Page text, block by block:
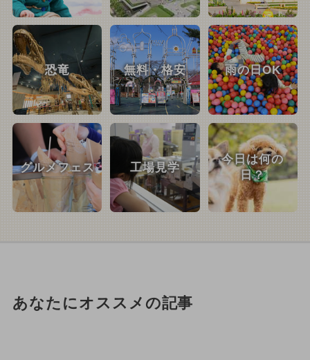
恐竜 無料・格安 雨の日OK
グルメフェス 工場見学
今日は何の
日？
あなたにオススメの記事